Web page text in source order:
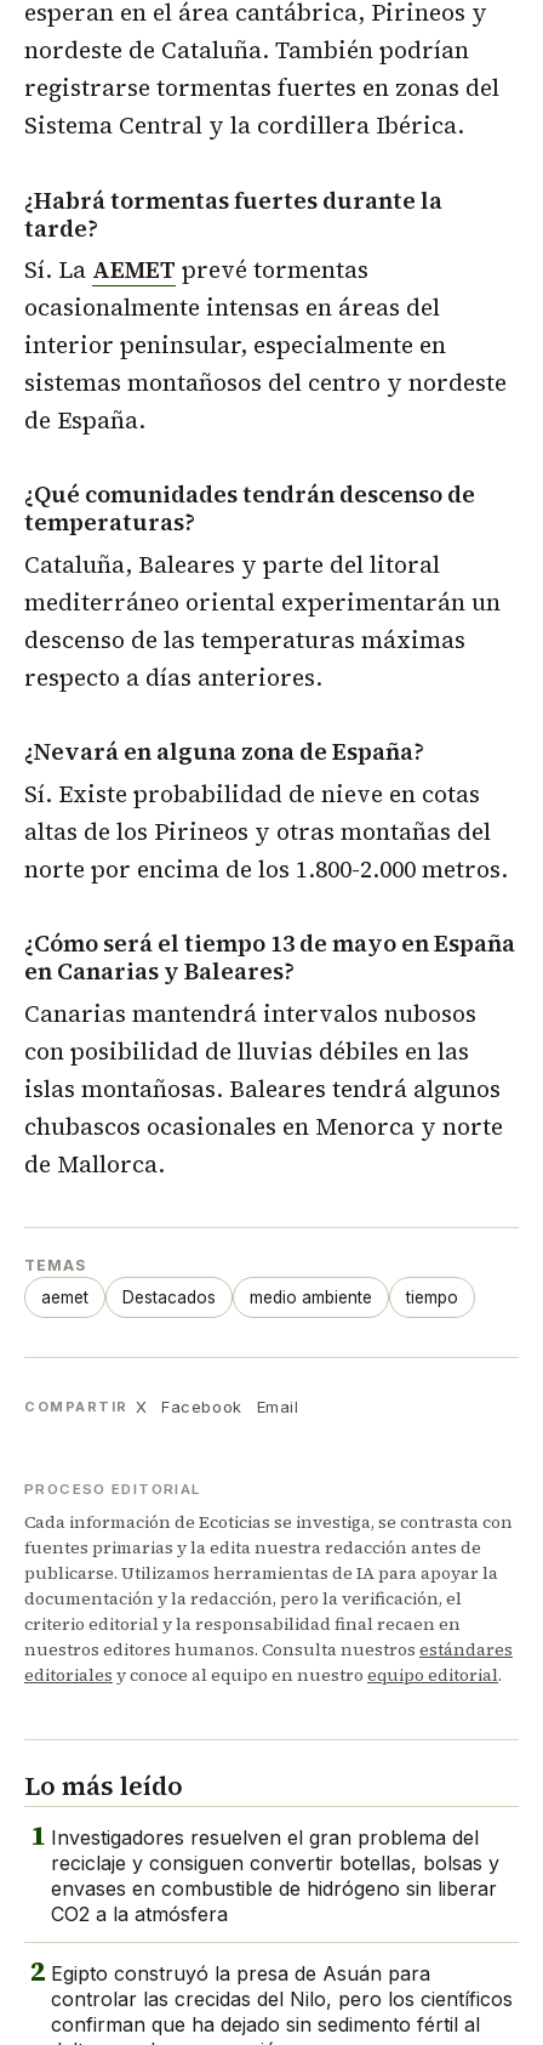
esperan en el área cantábrica, Pirineos y
nordeste de Cataluña. También podrían
registrarse tormentas fuertes en zonas del
Sistema Central y la cordillera Ibérica.
¿Habrá tormentas fuertes durante la
tarde?
Sí. La AEMET prevé tormentas
ocasionalmente intensas en áreas del
interior peninsular, especialmente en
sistemas montañosos del centro y nordeste
de España.
¿Qué comunidades tendrán descenso de
temperaturas?
Cataluña, Baleares y parte del litoral
mediterráneo oriental experimentarán un
descenso de las temperaturas máximas
respecto a días anteriores.
¿Nevará en alguna zona de España?
Sí. Existe probabilidad de nieve en cotas
altas de los Pirineos y otras montañas del
norte por encima de los 1.800-2.000 metros.
¿Cómo será el tiempo 13 de mayo en España
en Canarias y Baleares?
Canarias mantendrá intervalos nubosos
con posibilidad de lluvias débiles en las
islas montañosas. Baleares tendrá algunos
chubascos ocasionales en Menorca y norte
de Mallorca.
TEMAS
aemet Destacados medio ambiente tiempo
COMPARTIR X Facebook Email
PROCESO EDITORIAL
Cada información de Ecoticias se investiga, se contrasta con
fuentes primarias y la edita nuestra redacción antes de
publicarse. Utilizamos herramientas de IA para apoyar la
documentación y la redacción, pero la verificación, el
criterio editorial y la responsabilidad final recaen en
nuestros editores humanos. Consulta nuestros estándares
editoriales y conoce al equipo en nuestro equipo editorial.
Lo más leído
1 Investigadores resuelven el gran problema del
reciclaje y consiguen convertir botellas, bolsas y
envases en combustible de hidrógeno sin liberar
CO2 a la atmósfera
2 Egipto construyó la presa de Asuán para
controlar las crecidas del Nilo, pero los científicos
confirman que ha dejado sin sedimento fértil al